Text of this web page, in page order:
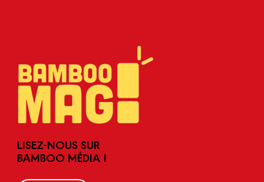
LISEZ-NOUS SUR
BAMBOO MÉDIA !